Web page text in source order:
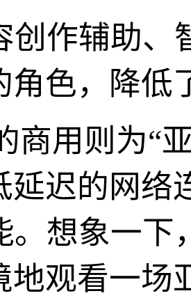
创作辅助、
角色，降低
商用则为“
延迟的网络
。想象一下
地观看一场